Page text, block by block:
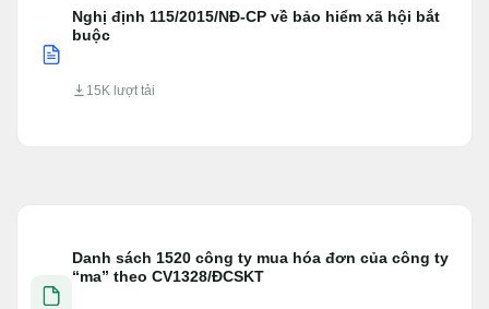
Nghị định 115/2015/NĐ-CP về bảo hiểm xã hội bắt
buộc
15K lượt tải
Danh sách 1520 công ty mua hóa đơn của công ty
“ma” theo CV1328/ĐCSKT